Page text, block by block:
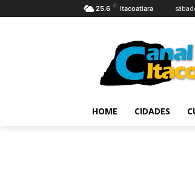
25.6 C Itacoatiara
HOME CIDADES